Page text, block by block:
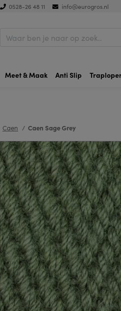
0528-26 48 11 info@eurogros.nl
Meet & Maak Anti Slip
Caen Caen Sage Grey